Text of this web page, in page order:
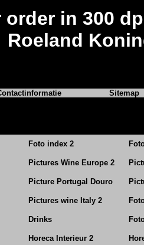
in 300
Roeland
Sitemap
Foto index 2
Pictures Wine Europe 2
Picture Portugal Douro
Pictures wine Italy 2
Drinks
Horeca Interieur 2